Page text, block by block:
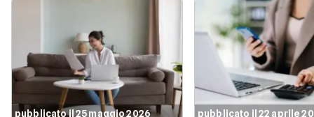
pubblicato il 25 maggio 2026 pubblicato il 22 aprile